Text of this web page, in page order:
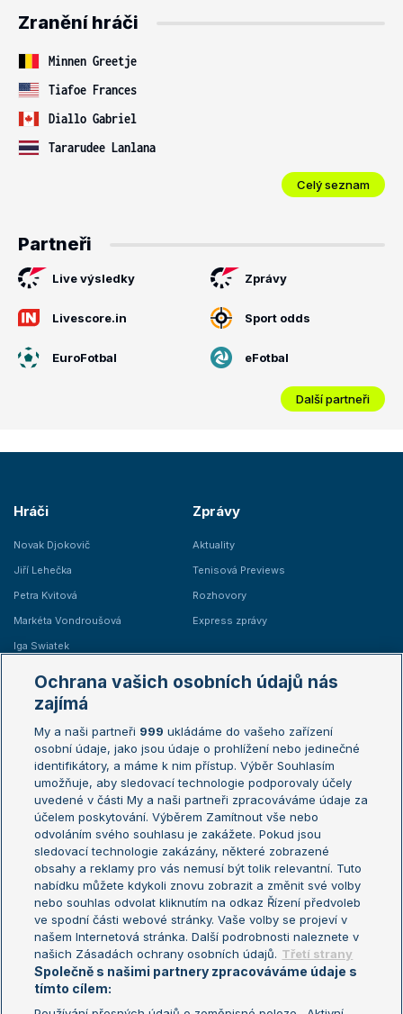
Zranění hráči
Minnen Greetje
Tiafoe Frances
Diallo Gabriel
Tararudee Lanlana
Celý seznam
Partneři
Live výsledky Zprávy
Livescore.in Sport odds
EuroFotbal eFotbal
Další partneři
Hráči
Novak Djokovič
Jiří Lehečka
Petra Kvitová
Markéta Vondroušová
Iga Swiatek
Zprávy
Aktuality
Tenisová Previews
Rozhovory
Express zprávy
Žebříčky
Žebříček ATP (muži)
Žebříček WTA (ženy)
Sázkařský žebříček
Australian Open
French Open
Wimbledon
US Open
Turnaj mistrů
Turnaj mistryň
Aktualní trendy
Fotbalové přestupy
Livesport Daily
LS Prague Open
Ochrana vašich osobních údajů nás
zajímá
My a naši partneři 999 ukládáme do vašeho zařízení
osobní údaje, jako jsou údaje o prohlížení nebo jedinečné
identifikátory, a máme k nim přístup. Výběr Souhlasím
umožňuje, aby sledovací technologie podporovaly účely
uvedené v části My a naši partneři zpracováváme údaje za
účelem poskytování. Výběrem Zamítnout vše nebo
odvoláním svého souhlasu je zakážete. Pokud jsou
sledovací technologie zakázány, některé zobrazené
obsahy a reklamy pro vás nemusí být tolik relevantní. Tuto
nabídku můžete kdykoli znovu zobrazit a změnit své volby
nebo souhlas odvolat kliknutím na odkaz Řízení předvoleb
ve spodní části webové stránky. Vaše volby se projeví v
našem Internetová stránka. Další podrobnosti naleznete v
našich Zásadách ochrany osobních údajů. Třetí strany
Společně s našimi partnery zpracováváme údaje s
tímto cílem: